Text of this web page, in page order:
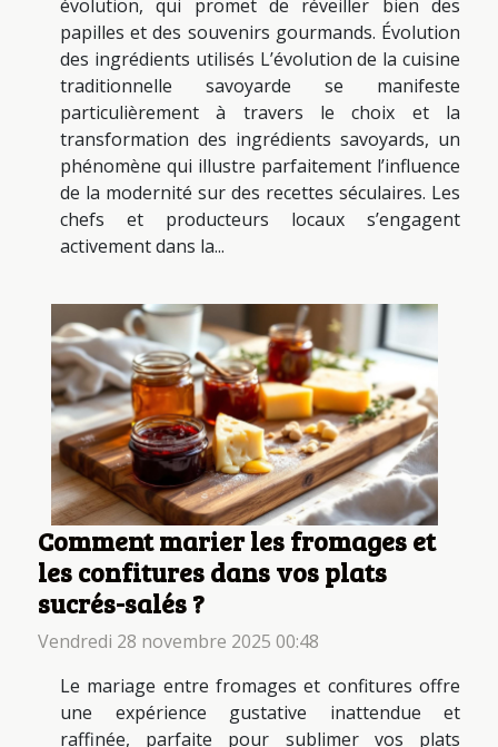
évolution, qui promet de réveiller bien des
papilles et des souvenirs gourmands. Évolution
des ingrédients utilisés L’évolution de la cuisine
traditionnelle savoyarde se manifeste
particulièrement à travers le choix et la
transformation des ingrédients savoyards, un
phénomène qui illustre parfaitement l’influence
de la modernité sur des recettes séculaires. Les
chefs et producteurs locaux s’engagent
activement dans la...
Comment marier les fromages et
les confitures dans vos plats
sucrés-salés ?
Vendredi 28 novembre 2025 00:48
Le mariage entre fromages et confitures offre
une expérience gustative inattendue et
raffinée, parfaite pour sublimer vos plats